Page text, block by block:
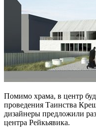
Помимо храма, в центр
проведения Таинства
дизайнеры предложили
центра Рейкьявика.